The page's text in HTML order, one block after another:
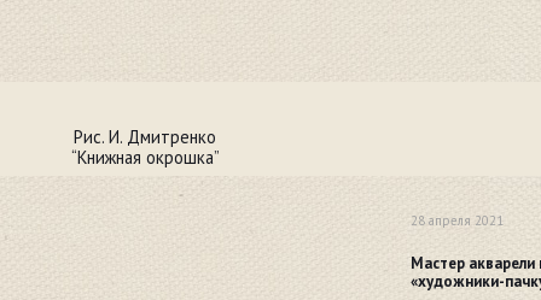
28 апреля 2021
Мастер акварели
«художники-
Рис. И. Дмитренко
“Книжная окрошка”